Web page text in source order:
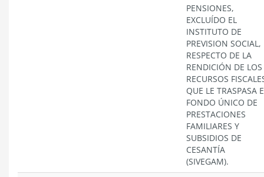
PENSIONES,
EXCLUÍDO EL
INSTITUTO DE
PREVISION SOCIAL,
RESPECTO DE LA
RENDICIÓN DE LOS
RECURSOS
QUE LE TRASPASA
FONDO ÚNICO DE
PRESTACIONES
FAMILIARES Y
SUBSIDIOS DE
CESANTÍA
(SIVEGAM).